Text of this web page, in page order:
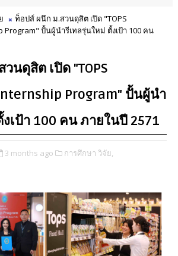
ท็อปส์ ผนึก ม.สวนดุสิต เปิด "TOPS
ปั้นผู้นำรีเทลรุ่นใหม่ ตั้งเป้า 100 คน
นดุสิต เปิด "TOPS
Program" ปั้นผู้นำ
เป้า 100 คน ภายในปี 2571
3 months ago การศึกษา วิจัย,